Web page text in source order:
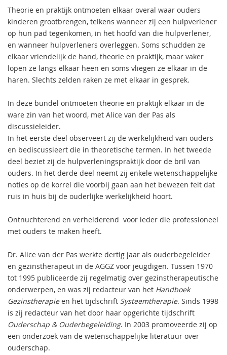
Theorie en praktijk ontmoeten elkaar overal waar ouders
kinderen grootbrengen, telkens wanneer zij een hulpverlener
op hun pad tegenkomen, in het hoofd van die hulpverlener,
en wanneer hulpverleners overleggen. Soms schudden ze
elkaar vriendelijk de hand, theorie en praktijk, maar vaker
lopen ze langs elkaar heen en soms vliegen ze elkaar in de
haren. Slechts zelden raken ze met elkaar in gesprek.
In deze bundel ontmoeten theorie en praktijk elkaar in de
ware zin van het woord, met Alice van der Pas als
discussieleider.
In het eerste deel observeert zij de werkelijkheid van ouders
en bediscussieert die in theoretische termen. In het tweede
deel beziet zij de hulpverleningspraktijk door de bril van
ouders. In het derde deel neemt zij enkele wetenschappelijke
noties op de korrel die voorbij gaan aan het bewezen feit dat
ruis in huis bij de ouderlijke werkelijkheid hoort.
Ontnuchterend en verhelderend  voor ieder die professioneel
met ouders te maken heeft.
Dr. Alice van der Pas werkte dertig jaar als ouderbegeleider
en gezinstherapeut in de AGGZ voor jeugdigen. Tussen 1970
tot 1995 publiceerde zij regelmatig over gezinstherapeutische
onderwerpen, en was zij redacteur van het Handboek
Gezinstherapieen het tijdschrift Systeemtherapie. Sinds 1998
is zij redacteur van het door haar opgerichte tijdschrift
Ouderschap & Ouderbegeleiding. In 2003 promoveerde zij op
een onderzoek van de wetenschappelijke literatuur over
ouderschap.